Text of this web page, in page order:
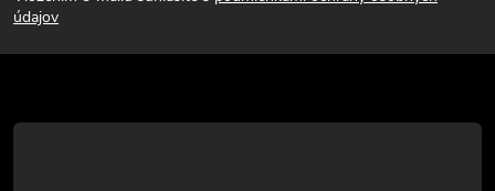
p
t
údajov